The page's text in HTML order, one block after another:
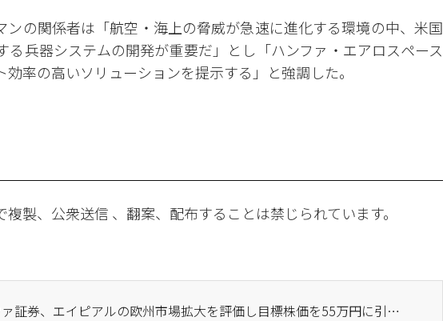
ンの関係者は「航空・海上の脅威が急速に進化する環境の中、米国
る兵器システムの開発が重要だ」とし「ハンファ・エアロスペース
率の高いソリューションを提示する」と強調した。
製、公衆送信 、翻案、配布することは禁じられています。
· ハンファ証券、エイピアルの欧州市場拡大を評価し目標株価を55万円に引き上げ